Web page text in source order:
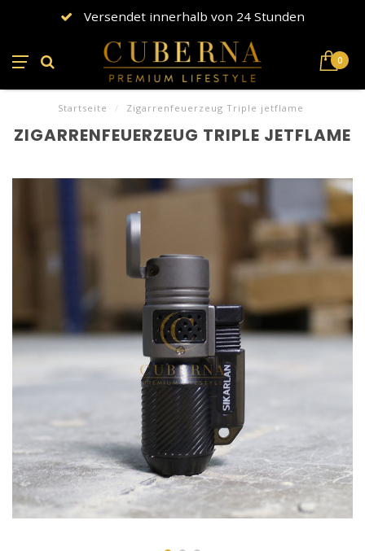
Versendet innerhalb von 24 Stunden
0
Startseite / Zigarrenfeuerzeug Triple jetflame
ZIGARRENFEUERZEUG TRIPLE JETFLAME